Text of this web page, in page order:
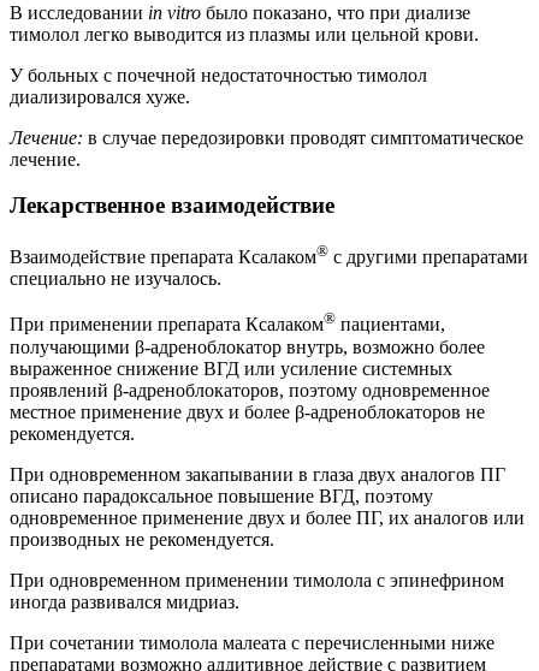
В исследовании in vitro было показано, что при диализе
тимолол легко выводится из плазмы или цельной крови.
У больных с почечной недостаточностью тимолол
диализировался хуже.
Лечение: в случае передозировки проводят симптоматическое
лечение.
Лекарственное взаимодействие
Взаимодействие препарата Ксалаком® с другими препаратами
специально не изучалось.
При применении препарата Ксалаком® пациентами,
получающими β-адреноблокатор внутрь, возможно более
выраженное снижение ВГД или усиление системных
проявлений β-адреноблокаторов, поэтому одновременное
местное применение двух и более β-адреноблокаторов не
рекомендуется.
При одновременном закапывании в глаза двух аналогов ПГ
описано парадоксальное повышение ВГД, поэтому
одновременное применение двух и более ПГ, их аналогов или
производных не рекомендуется.
При одновременном применении тимолола с эпинефрином
иногда развивался мидриаз.
При сочетании тимолола малеата с перечисленными ниже
препаратами возможно аддитивное действие с развитием